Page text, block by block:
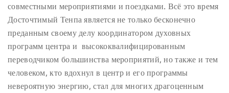
совместными мероприятиями и поездками. Всё это время
Досточтимый Тенпа является не только бесконечно
преданным своему делу координатором духовных
программ центра и высококвалифицированным
переводчиком большинства мероприятий, но также и тем
человеком, кто вдохнул в центр и его программы
невероятную энергию, стал для многих драгоценным